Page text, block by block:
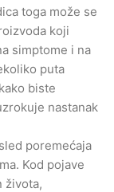
toga može se
koji
simptome i na
puta
biste
nastanak
poremećaja
Kod pojave
života,